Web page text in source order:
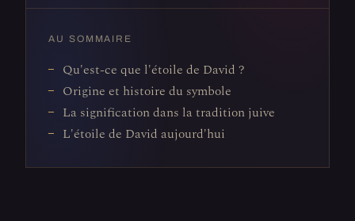
AU SOMMAIRE
Qu'est-ce que l'étoile de David ?
Origine et histoire du symbole
La signification dans la tradition juive
L'étoile de David aujourd'hui